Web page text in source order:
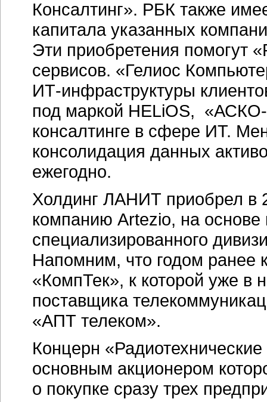
Консалтинг». РБК также
капитала указанных
Эти приобретения помогут
сервисов. «Гелиос
ИТ-инфраструктуры
под маркой HELiOS, «АСКО-
консалтинге в сфере ИТ.
консолидация данных
ежегодно.
Холдинг ЛАНИТ приобрел в
компанию Artezio, на основе
специализированного
Напомним, что годом ранее
«КомпТек», к которой уже в
поставщика
«АПТ телеком».
Концерн
основным акционером
о покупке сразу трех